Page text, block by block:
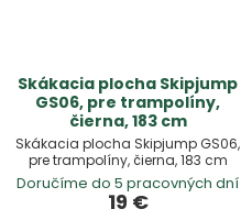
Skákacia plocha Skipjump
GS06, pre trampolíny,
čierna, 183 cm
Skákacia plocha Skipjump GS06,
pre trampolíny, čierna, 183 cm
Doručíme do 5 pracovných dní
19 €